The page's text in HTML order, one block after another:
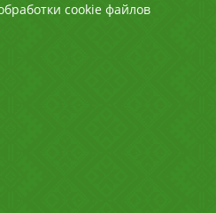
cookie файлов